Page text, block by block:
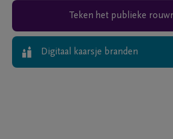
Teken het publieke
Digitaal kaarsje branden